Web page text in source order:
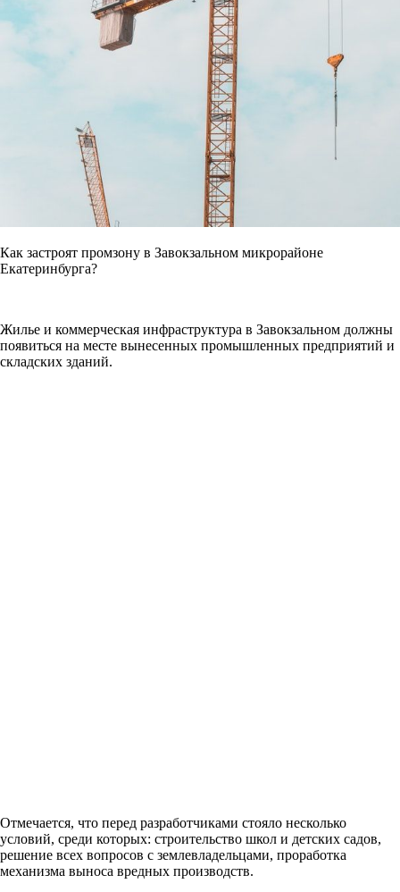
Как застроят промзону в Завокзальном микрорайоне
Екатеринбурга?
Жилье и коммерческая инфраструктура в Завокзальном должны
появиться на месте вынесенных промышленных предприятий и
складских зданий.
Отмечается, что перед разработчиками стояло несколько
условий, среди которых: строительство школ и детских садов,
решение всех вопросов с землевладельцами, проработка
механизма выноса вредных производств.